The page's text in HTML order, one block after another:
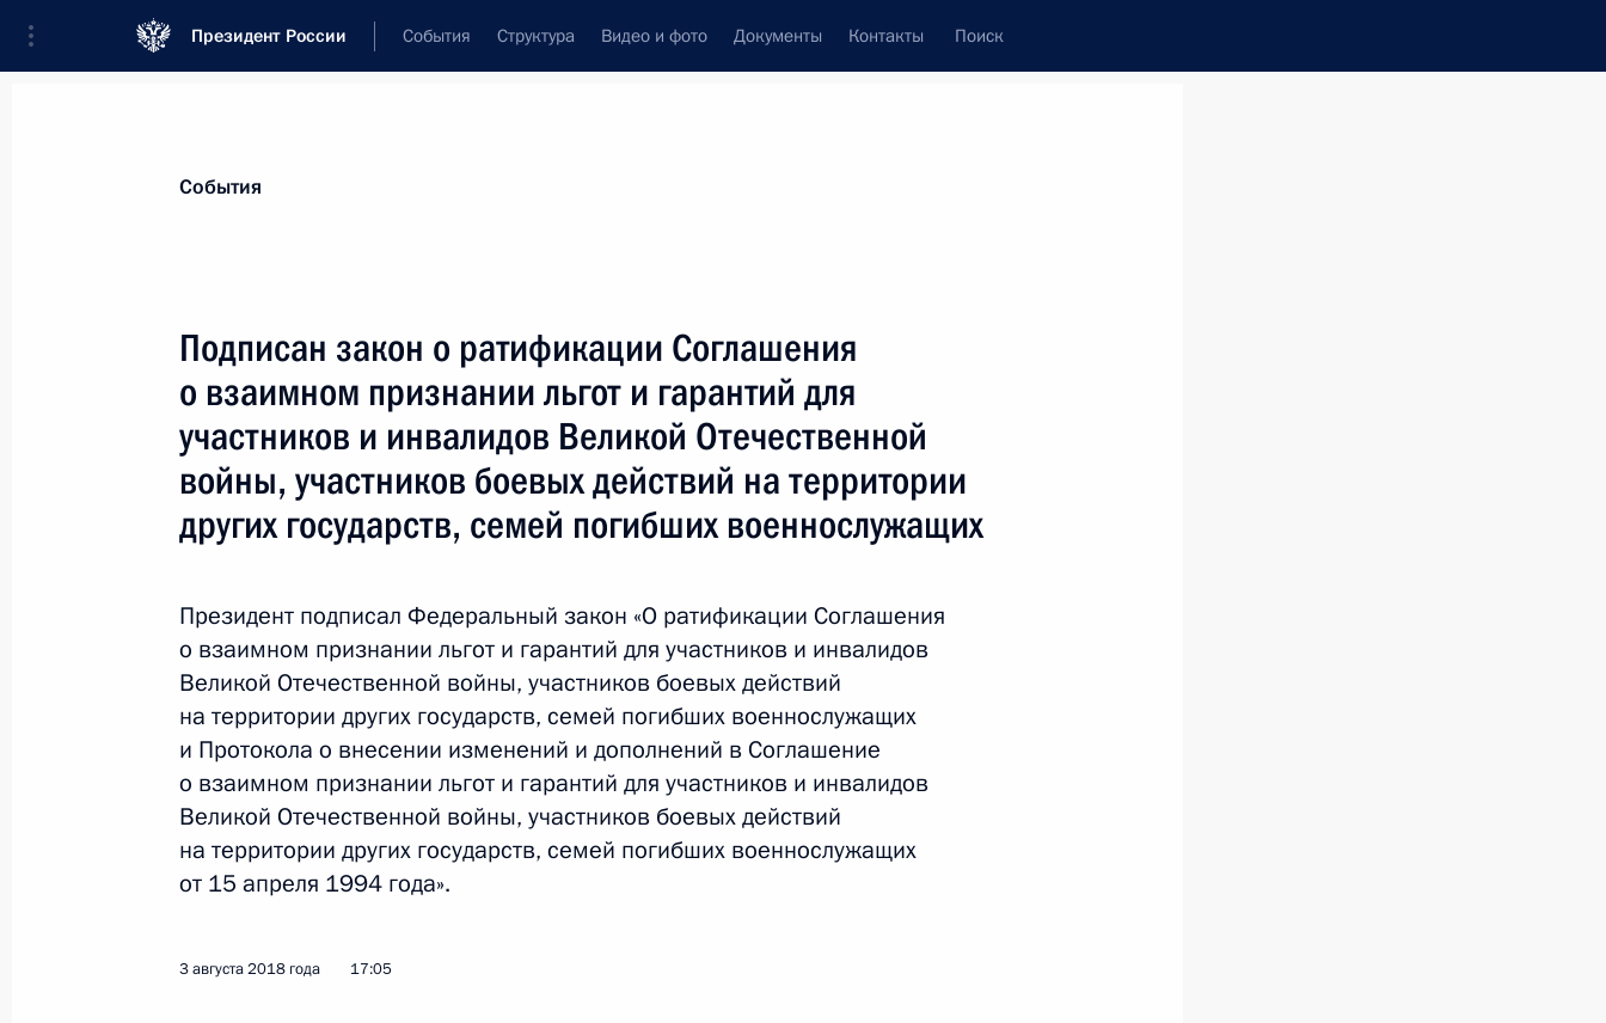
Президент России События Структура Видео и фото Документы Контакты Поиск
Показать следующие материалы
Жителям Орла и Орловской области
5 августа 2018 года, 10:15
Подписан закон о ратификации Соглашения о взаимном
признании льгот и гарантий для участников и инвалидов
Великой Отечественной войны, участников боевых действий
на территории других государств, семей погибших
военнослужащих
3 августа 2018 года, 17:05
Внесены изменения в закон об увековечении памяти погибших
События
Подписан закон о ратификации Соглашения
о взаимном признании льгот и гарантий для
участников и инвалидов Великой Отечественной
войны, участников боевых действий на территории
других государств, семей погибших военнослужащих
Президент подписал Федеральный закон «О ратификации Соглашения
о взаимном признании льгот и гарантий для участников и инвалидов
Великой Отечественной войны, участников боевых действий
на территории других государств, семей погибших военнослужащих
и Протокола о внесении изменений и дополнений в Соглашение
о взаимном признании льгот и гарантий для участников и инвалидов
Великой Отечественной войны, участников боевых действий
на территории других государств, семей погибших военнослужащих
от 15 апреля 1994 года».
3 августа 2018 года 17:05